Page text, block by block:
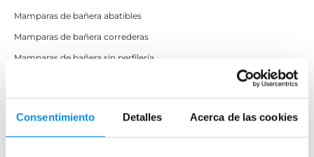
Consentimiento Detalles Acerca de las cookies
Mamparas de bañera abatibles
Mamparas de bañera correderas
Mamparas de bañera sin perfilería
Mamparas de ducha